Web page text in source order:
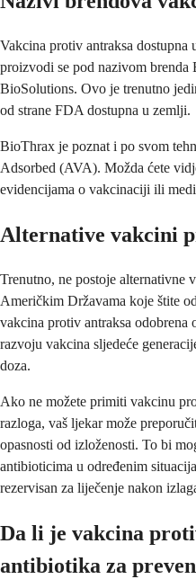
Vakcina protiv antraksa
proizvodi se pod nazivom brenda
BioSolutions. Ovo je trenutno
od strane FDA dostupna u zemlji.
BioThrax je poznat i po svom
Adsorbed (AVA). Možda ćete
evidencijama o vakcinaciji ili
Alternative vakcini
Trenutno, ne postoje alternativne
Američkim Državama koje štite
vakcina protiv antraksa odobrena
razvoju vakcina sljedeće
doza.
Ako ne možete primiti vakcinu
razloga, vaš ljekar može
opasnosti od izloženosti. To bi
antibioticima u određenim
rezervisan za liječenje nakon
Da li je vakcina
antibiotika za